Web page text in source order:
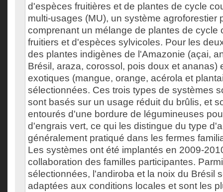
d'espèces fruitières et de plantes de cycle
multi-usages (MU), un système agroforestier
comprenant un mélange de plantes de cycle
fruitiers et d'espèces sylvicoles. Pour les
des plantes indigènes de l'Amazonie (açai,
Brésil, araza, corossol, pois doux et ananas)
exotiques (mangue, orange, acérola et
sélectionnées. Ces trois types de systèmes
sont basés sur un usage réduit du brûlis, et
entourés d'une bordure de légumineuses
d'engrais vert, ce qui les distingue du type
généralement pratiqué dans les fermes
Les systèmes ont été implantés en 2009-
collaboration des familles participantes.
sélectionnées, l'andiroba et la noix du Brésil
adaptées aux conditions locales et sont les